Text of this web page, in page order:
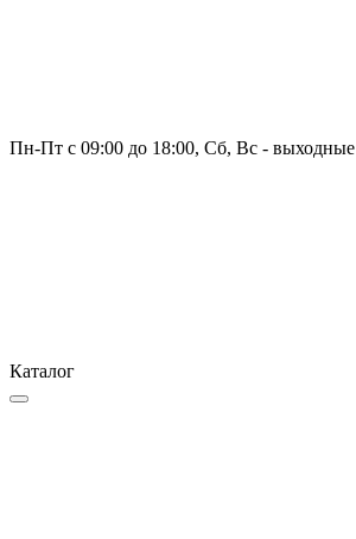
Пн-Пт с 09:00 до 18:00, Сб, Вс - выходные
Каталог